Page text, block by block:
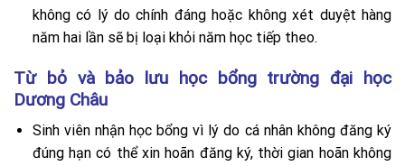
không có lý do chính đáng hoặc không xét duyệt hàng
năm hai lần sẽ bị loại khỏi năm học tiếp theo.
Từ bỏ và bảo lưu học bổng trường đại học
Dương Châu
Sinh viên nhận học bổng vì lý do cá nhân không đăng ký
đúng hạn có thể xin hoãn đăng ký, thời gian hoãn không